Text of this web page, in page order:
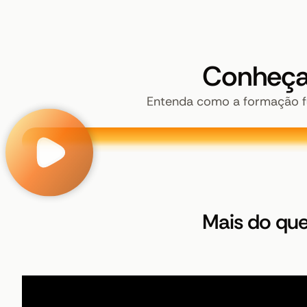
Entenda como a formação
Mais do